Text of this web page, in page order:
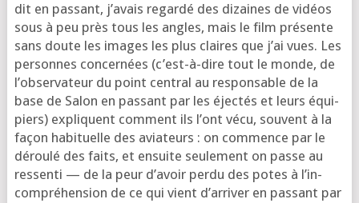
dit en pas­sant, j’a­vais regar­dé des dizaines de vidéos
sous à peu près tous les angles, mais le film pré­sente
sans doute les images les plus claires que j’ai vues. Les
per­sonnes concer­nées (c’est-à-dire tout le monde, de
l’ob­ser­va­teur du point cen­tral au res­pon­sable de la
base de Salon en pas­sant par les éjec­tés et leurs équi­
piers) expliquent com­ment ils l’ont vécu, sou­vent à la
façon habi­tuelle des avia­teurs : on com­mence par le
dérou­lé des faits, et ensuite seule­ment on passe au
res­sen­ti — de la peur d’a­voir per­du des potes à l’in­
com­pré­hen­sion de ce qui vient d’ar­ri­ver en pas­sant par